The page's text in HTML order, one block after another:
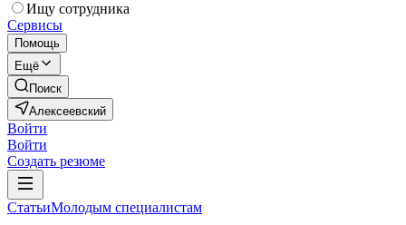
Ищу сотрудника
Сервисы
Помощь
Ещё
Поиск
Алексеевский
Войти
Войти
Создать резюме
СтатьиМолодым специалистам